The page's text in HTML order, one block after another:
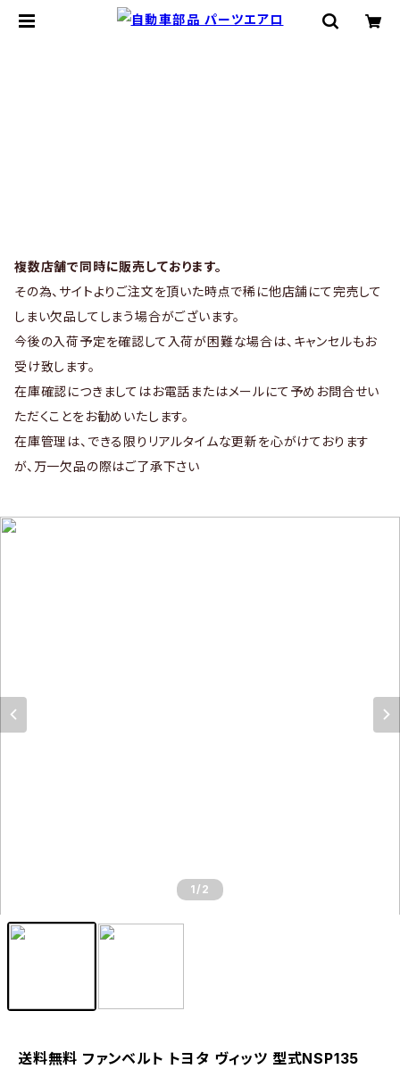
複数店舗で同時に販売しております。
その為、サイトよりご注文を頂いた時点で稀に他店舗にて完売して
しまい欠品してしまう場合がございます。
今後の入荷予定を確認して入荷が困難な場合は、キャンセルもお
受け致します。
在庫確認につきましてはお電話またはメールにて予めお問合せい
ただくことをお勧めいたします。
在庫管理は、できる限りリアルタイムな更新を心がけております
が、万一欠品の際はご了承下さい
1 /2
送料無料 ファンベルト トヨタ ヴィッツ 型式NSP135